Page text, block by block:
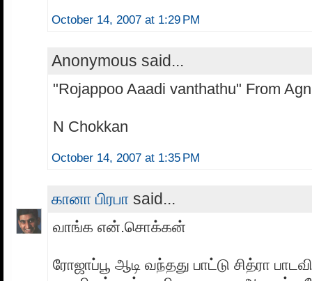
October 14, 2007 at 1:29 PM
Anonymous said...
"Rojappoo Aaadi vanthathu" From
N Chokkan
October 14, 2007 at 1:35 PM
கானா பிரபா said...
வாங்க என்.சொக்கன்
ரோஜாப்பூ ஆடி வந்தது பாட்டு சித்ரா